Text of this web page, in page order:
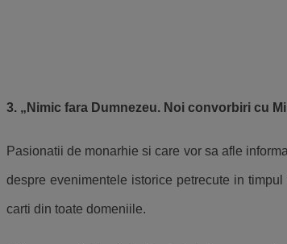
3. „Nimic fara Dumnezeu. Noi convorbiri cu
Pasionatii de monarhie si care vor sa afle
despre evenimentele istorice petrecute in
carti din toate domeniile.